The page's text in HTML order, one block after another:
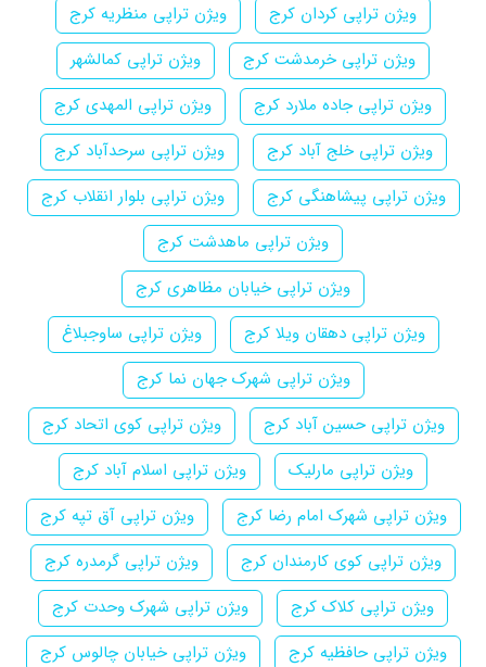
ویژن تراپی کردان کرج
ویژن تراپی منظریه کرج
ویژن تراپی خرمدشت کرج
ویژن تراپی کمالشهر
ویژن تراپی جاده ملارد کرج
ویژن تراپی المهدی کرج
ویژن تراپی خلج آباد کرج
ویژن تراپی سرحدآباد کرج
ویژن تراپی پیشاهنگی کرج
ویژن تراپی بلوار انقلاب کرج
ویژن تراپی ماهدشت کرج
ویژن تراپی خیابان مظاهری کرج
ویژن تراپی دهقان ویلا کرج
ویژن تراپی ساوجبلاغ
ویژن تراپی شهرک جهان نما کرج
ویژن تراپی حسین آباد کرج
ویژن تراپی کوی اتحاد کرج
ویژن تراپی مارلیک
ویژن تراپی اسلام آباد کرج
ویژن تراپی شهرک امام رضا کرج
ویژن تراپی آق تپه کرج
ویژن تراپی کوی کارمندان کرج
ویژن تراپی گرمدره کرج
ویژن تراپی کلاک کرج
ویژن تراپی شهرک وحدت کرج
ویژن تراپی حافظیه کرج
ویژن تراپی خیابان چالوس کرج